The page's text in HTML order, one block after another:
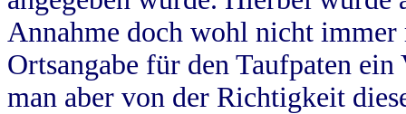
Annahme doch wohl nicht
Ortsangabe für den Taufpaten
man aber von der Richtigkeit